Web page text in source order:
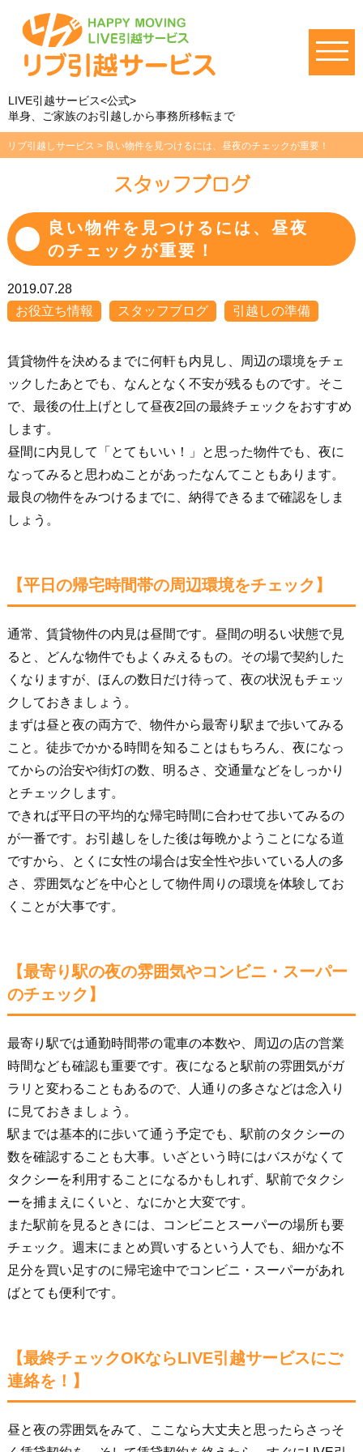
LIVE引越サービス<公式>
単身、ご家族のお引越しから事務所移転まで
リブ引越しサービス > 良い物件を見つけるには、昼夜のチェックが重要！
スタッフブログ
良い物件を見つけるには、昼夜
のチェックが重要！
2019.07.28
お役立ち情報
スタッフブログ 引越しの準備
賃貸物件を決めるまでに何軒も内見し、周辺の環境をチェ
ックしたあとでも、なんとなく不安が残るものです。そこ
で、最後の仕上げとして昼夜2回の最終チェックをおすすめ
します。
昼間に内見して「とてもいい！」と思った物件でも、夜に
なってみると思わぬことがあったなんてこともあります。
最良の物件をみつけるまでに、納得できるまで確認をしま
しょう。
【平日の帰宅時間帯の周辺環境をチェック】
通常、賃貸物件の内見は昼間です。昼間の明るい状態で見
ると、どんな物件でもよくみえるもの。その場で契約した
くなりますが、ほんの数日だけ待って、夜の状況もチェッ
クしておきましょう。
まずは昼と夜の両方で、物件から最寄り駅まで歩いてみる
こと。徒歩でかかる時間を知ることはもちろん、夜になっ
てからの治安や街灯の数、明るさ、交通量などをしっかり
とチェックします。
できれば平日の平均的な帰宅時間に合わせて歩いてみるの
が一番です。お引越しをした後は毎晩かようことになる道
ですから、とくに女性の場合は安全性や歩いている人の多
さ、雰囲気などを中心として物件周りの環境を体験してお
くことが大事です。
【最寄り駅の夜の雰囲気やコンビニ・スーパー
のチェック】
最寄り駅では通勤時間帯の電車の本数や、周辺の店の営業
時間なども確認も重要です。夜になると駅前の雰囲気がガ
ラリと変わることもあるので、人通りの多さなどは念入り
に見ておきましょう。
駅までは基本的に歩いて通う予定でも、駅前のタクシーの
数を確認することも大事。いざという時にはバスがなくて
タクシーを利用することになるかもしれず、駅前でタクシ
ーを捕まえにくいと、なにかと大変です。
また駅前を見るときには、コンビニとスーパーの場所も要
チェック。週末にまとめ買いするという人でも、細かな不
足分を買い足すのに帰宅途中でコンビニ・スーパーがあれ
ばとても便利です。
【最終チェックOKならLIVE引越サービスにご
連絡を！】
昼と夜の雰囲気をみて、ここなら大丈夫と思ったらさっそ